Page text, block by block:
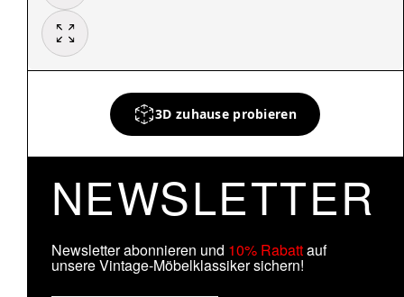
3D zuhause probieren
NEWSLETTER
Newsletter abonnieren und 10% Rabattauf
unsere Vintage-Möbelklassiker sichern!